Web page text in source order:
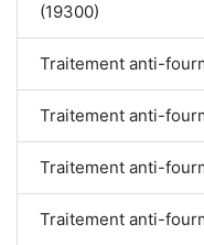
(19300)
Traitement anti-
Traitement anti-
Traitement anti-
Traitement anti-